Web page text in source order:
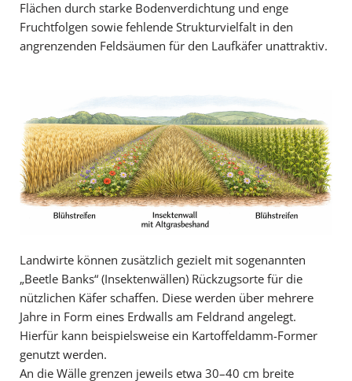
Flächen durch starke Bodenverdichtung und enge
Fruchtfolgen sowie fehlende Strukturvielfalt in den
angrenzenden Feldsäumen für den Laufkäfer unattraktiv.
Landwirte können zusätzlich gezielt mit sogenannten
„Beetle Banks“ (Insektenwällen) Rückzugsorte für die
nützlichen Käfer schaffen. Diese werden über mehrere
Jahre in Form eines Erdwalls am Feldrand angelegt.
Hierfür kann beispielsweise ein Kartoffeldamm-Former
genutzt werden.
An die Wälle grenzen jeweils etwa 30–40 cm breite